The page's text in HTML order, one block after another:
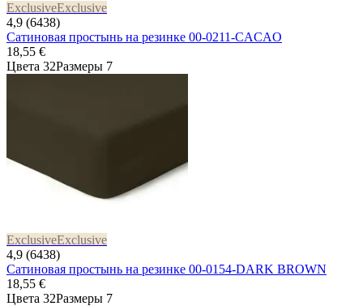
ExclusiveExclusive
4,9 (6438)
Сатиновая простынь на резинке 00-0211-CACAO
18,55 €
Цвета 32Размеры 7
ExclusiveExclusive
4,9 (6438)
Сатиновая простынь на резинке 00-0154-DARK BROWN
18,55 €
Цвета 32Размеры 7